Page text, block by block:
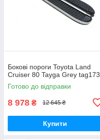
Бокові пороги Toyota Land
Cruiser 80 Tayga Grey tag173
Готово до відправки
8 978 ₴ 12 645 ₴
Купити